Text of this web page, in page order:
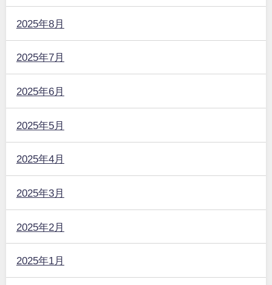
2025年8月
2025年7月
2025年6月
2025年5月
2025年4月
2025年3月
2025年2月
2025年1月